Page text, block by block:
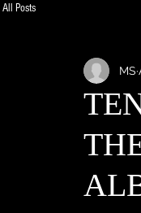
All Posts
MS